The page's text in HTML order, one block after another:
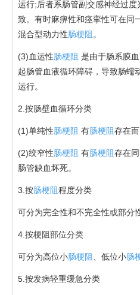
运行;后者系肠管副交感神经过
致。有时麻痹性和痉挛性可在同
混合型动力性肠梗阻 。
(3)血运性肠梗阻 是由于肠系膜
起肠管血液循环障碍，导致肠蠕
运行。
2.按肠壁血循环分类
(1)单纯性肠梗阻 有肠梗阻存在
(2)绞窄性肠梗阻 有肠梗阻存在
肠管缺血坏死。
3.按肠梗阻程度分类
可分为完全性和不完全性或部分
4.按梗阻部位分类
可分为高位小肠梗阻 、低位小肠
5.按发病轻重缓急分类